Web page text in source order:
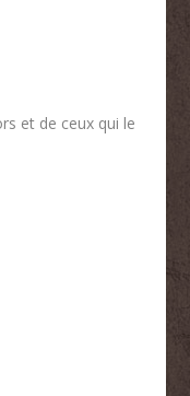
et de ceux qui le